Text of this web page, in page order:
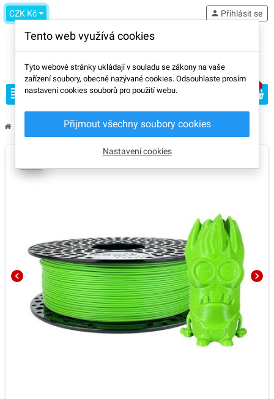
CZK Kč
view_headline
person Přihlásit se
PLA chevron_right AzureFilm PLA Green 1,75mm 1kg
chevron_left chevron_right
Tento web využívá cookies
Tyto webové stránky ukládají v souladu se zákony na vaše
zařízení soubory, obecně nazývané cookies. Odsouhlaste prosím
nastavení cookies souborů pro použití webu.
Přijmout všechny soubory cookies
Nastavení cookies